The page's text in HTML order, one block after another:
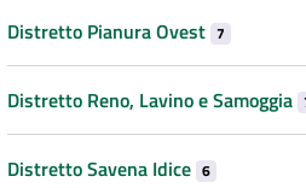
Distretto Pianura Ovest 7
Distretto Reno, Lavino e Samoggia
Distretto Savena Idice 6